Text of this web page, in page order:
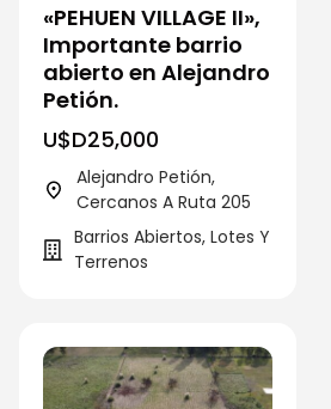
«PEHUEN VILLAGE II»,
Importante barrio
abierto en Alejandro
Petión.
U$D25,000
Alejandro Petión,
Cercanos A Ruta 205
Barrios Abiertos, Lotes Y
Terrenos